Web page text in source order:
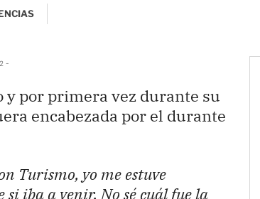
-
y por primera vez durante su
encabezada por el durante
Turismo, yo me estuve
iba a venir. No sé cuál fue la